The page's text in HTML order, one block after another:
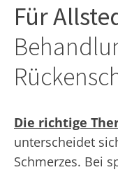
Für
Die richtige
unterscheidet
Schmerzes. Bei